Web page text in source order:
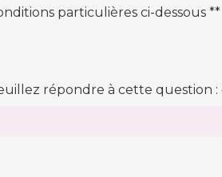
particulières ci-dessous **
répondre à cette question